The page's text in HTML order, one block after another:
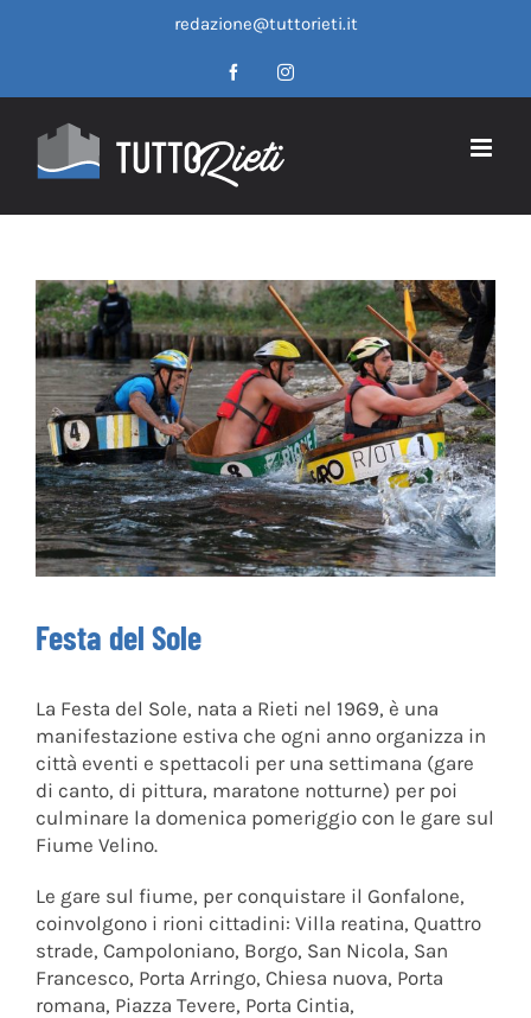
redazione@tuttorieti.it
FacebookInstagram
Festa del Sole
La Festa del Sole, nata a Rieti nel 1969, è una
manifestazione estiva che ogni anno organizza in
città eventi e spettacoli per una settimana (gare
di canto, di pittura, maratone notturne) per poi
culminare la domenica pomeriggio con le gare sul
Fiume Velino.
Le gare sul fiume, per conquistare il Gonfalone,
coinvolgono i rioni cittadini: Villa reatina, Quattro
strade, Campoloniano, Borgo, San Nicola, San
Francesco, Porta Arringo, Chiesa nuova, Porta
romana, Piazza Tevere, Porta Cintia,